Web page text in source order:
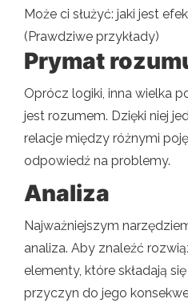
Może ci służyć: jaki jest
(Prawdziwe przykłady)
Prymat
Oprócz logiki, inna wielka
jest rozumem. Dzięki niej
relacje między różnymi
odpowiedź na problemy.
Analiza
Najważniejszym
analiza. Aby znaleźć
elementy, które składają
przyczyn do jego